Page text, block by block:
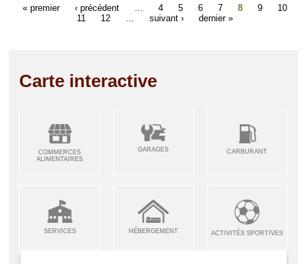
« premier ‹ précédent 4 5 6 7 8 9
10
11
12 suivant › dernier »
Carte interactive
COMMERCES
ALIMENTAIRES
GARAGES CARBURANT
SERVICES HÉBERGEMENT ACTIVITÉS SPORTIVES